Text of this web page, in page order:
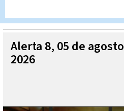
Alerta 8, 05 de agosto
2026